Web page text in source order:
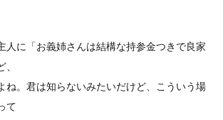
人に「お義姉さんは結構な持参金つきで良家
ね。君は知らないみたいだけど、こういう場
て